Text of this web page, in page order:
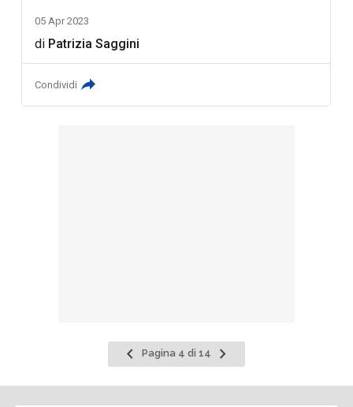
05 Apr 2023
di Patrizia Saggini
Condividi
Pagina
precedente
Pagina 4 di 14
Pagina
successiva